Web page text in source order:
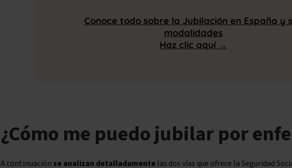
Conoce todo sobre la Jubilación en España y
modalidades
Haz clic aquí →
¿Cómo me puedo jubilar por
A continuación se analizan detalladamente las dos vías que ofrece la Seguridad